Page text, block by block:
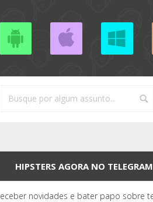
HIPSTERS AGORA NO TELEGRAM
novidades e bater papo sobre